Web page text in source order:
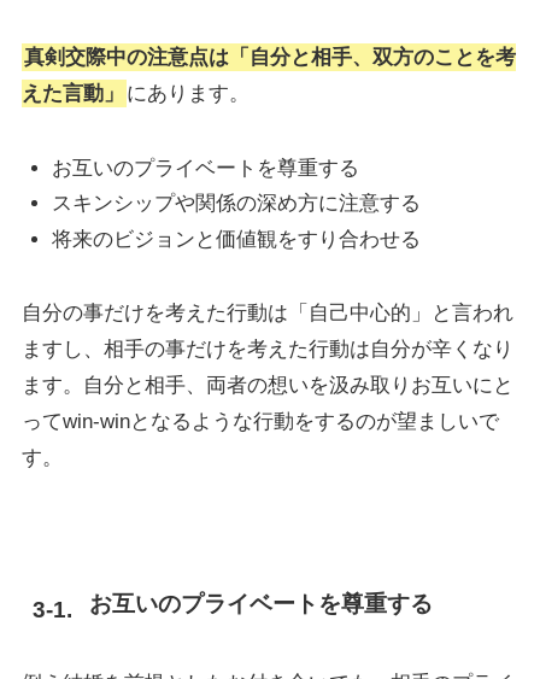
真剣交際中の注意点は「自分と相手、双方のことを考
えた言動」
にあります。
お互いのプライベートを尊重する
スキンシップや関係の深め方に注意する
将来のビジョンと価値観をすり合わせる
自分の事だけを考えた行動は「自己中心的」と言われ
ますし、相手の事だけを考えた行動は自分が辛くなり
ます。自分と相手、両者の想いを汲み取りお互いにと
ってwin-winとなるような行動をするのが望ましいで
す。
お互いのプライベートを尊重する